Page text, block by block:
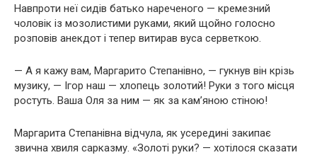
Навпроти неї сидів батько нареченого — кремезний
чоловік із мозолистими руками, який щойно голосно
розповів анекдот і тепер витирав вуса серветкою.
— А я кажу вам, Маргарито Степанівно, — гукнув він крізь
музику, — Ігор наш — хлопець золотий! Руки з того місця
ростуть. Ваша Оля за ним — як за кам’яною стіною!
Маргарита Степанівна відчула, як усередині закипає
звична хвиля сарказму. «Золоті руки? — хотілося сказати